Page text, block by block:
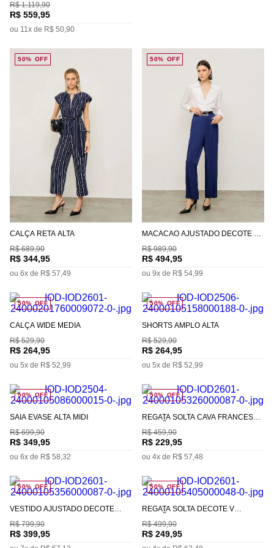
R$ 1.119,90
R$ 559,95
ou 11x de R$ 50,90
50% OFF
CALÇA RETA ALTA
R$ 689,90
R$ 344,95
ou 6x de R$ 57,49
50% OFF
MACACÃO AJUSTADO DECOTE V
R$ 989,90
R$ 494,95
ou 9x de R$ 54,99
50% OFF
CALÇA WIDE MÉDIA
R$ 529,90
R$ 264,95
ou 5x de R$ 52,99
50% OFF
SHORTS AMPLO ALTA
R$ 529,90
R$ 264,95
ou 5x de R$ 52,99
50% OFF
SAIA EVASÊ ALTA MIDI
R$ 699,90
R$ 349,95
ou 6x de R$ 58,32
50% OFF
REGATA SOLTA CAVA FRANCESA
R$ 459,90
R$ 229,95
ou 4x de R$ 57,48
50% OFF
VESTIDO AJUSTADO DECOTE
R$ 799,90
R$ 399,95
50% OFF
REGATA SOLTA DECOTE V
R$ 499,90
R$ 249,95